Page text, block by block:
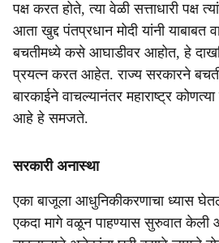
पक्ष करत होते, त्या वेळी सत्ताधारी पक्ष
आता खुद्द पंतप्रधान मोदी यांनी
बचतीमध्ये कसे आघाडीवर आहोत, हे
प्रयत्न करत आहेत. राज्य सरकारने
बारकाईने वाचल्यानंतर महाराष्ट्र
आहे हे समजते.
सरकारी अनास्था
एका बाजूला आधुनिकीकरणाचा ध्यास
एकदा मागे वळून पाहण्यास सुरुवात केली